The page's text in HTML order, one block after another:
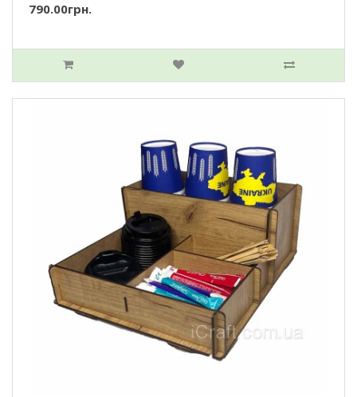
790.00грн.